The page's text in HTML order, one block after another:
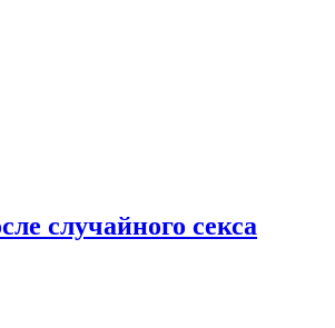
случайного секса